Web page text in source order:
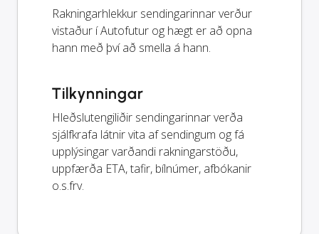
Rakningarhlekkur sendingarinnar verður
vistaður í Autofutur og hægt er að opna
hann með því að smella á hann.
Tilkynningar
Hleðslutengiliðir sendingarinnar verða
sjálfkrafa látnir vita af sendingum og fá
upplýsingar varðandi rakningarstöðu,
uppfærða ETA, tafir, bílnúmer, afbókanir
o.s.frv.